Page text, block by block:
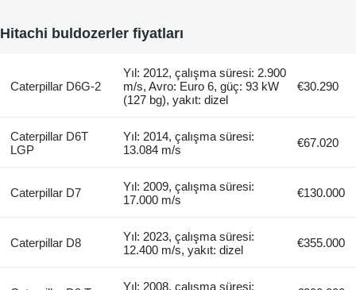
Hitachi buldozerler fiyatları
Caterpillar D6G-2
Yıl: 2012, çalışma süresi: 2.900
m/s, Avro: Euro 6, güç: 93 kW
(127 bg), yakıt: dizel
€30.290
Caterpillar D6T
LGP
Yıl: 2014, çalışma süresi:
13.084 m/s
€67.020
Caterpillar D7
Yıl: 2009, çalışma süresi:
17.000 m/s
€130.000
Caterpillar D8
Yıl: 2023, çalışma süresi:
12.400 m/s, yakıt: dizel
€355.000
Yıl: 2008, çalışma süresi: